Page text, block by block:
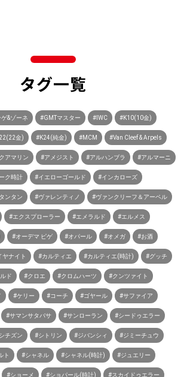
タグ一覧
&ゾーネ #GMTマスター #IWC #K10(10金)
金) #K24(純金) #MCM #Van Cleef & Arpels
アマリン #アメジスト #アルハンブラ #アルマーニ
ク時計 #イエローゴールド #インカローズ
ンタン #ヴァレンティノ #ヴァンクリーフ＆アーペル
#エクスプローラー #エメラルド #エルメス
#オーデマ ピゲ #オパール #オメガ #お酒
ヤナイト #カルティエ #カルティエ(時計) #グッチ
ド #クロエ #クロムハーツ #クンツァイト
#ケリー #コーチ #ゴヤール #サファイア
#サマンサタバサ #サンローラン #シードゥエラー
チズン #シトリン #ジバンシィ #ジミーチュウ
ト #シャネル #シャネル(時計) #ジュエリー
#ショーメ #ショパール(時計) #スカイドゥエラー